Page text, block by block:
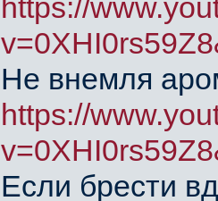
https://
Не внемля
https://
Если брести